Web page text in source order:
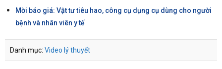
Mời báo giá: Vật tư tiêu hao, công cụ dụng cụ dùng cho người
bệnh và nhân viên y tế
Danh mục: Video lý thuyết